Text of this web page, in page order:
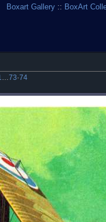
Boxart Gallery :: BoxArt
73·74